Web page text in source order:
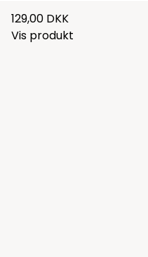
129,00 DKK
Vis produkt